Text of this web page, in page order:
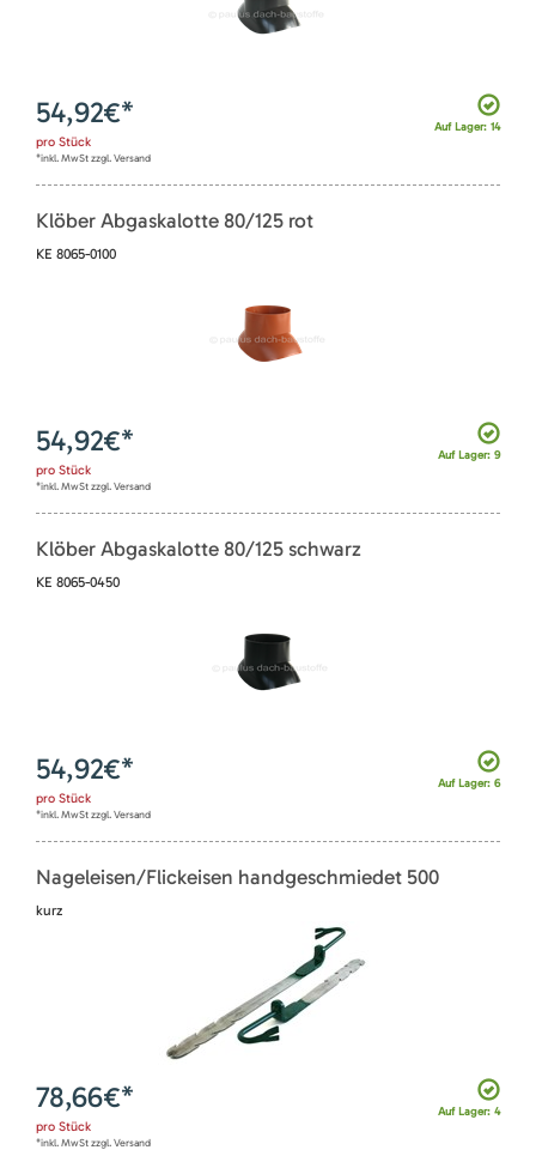
Auf Lager: 14
54,92€*
pro Stück
*inkl. MwSt zzgl. Versand
Klöber Abgaskalotte 80/125 rot
KE 8065-0100
Auf Lager: 9
54,92€*
pro Stück
*inkl. MwSt zzgl. Versand
Klöber Abgaskalotte 80/125 schwarz
KE 8065-0450
Auf Lager: 6
54,92€*
pro Stück
*inkl. MwSt zzgl. Versand
Nageleisen/Flickeisen handgeschmiedet 500
kurz
Auf Lager: 4
78,66€*
pro Stück
*inkl. MwSt zzgl. Versand